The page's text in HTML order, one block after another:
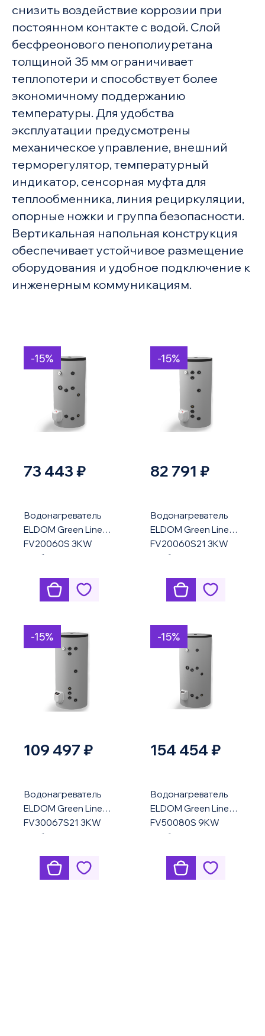
снизить воздействие коррозии при
постоянном контакте с водой. Слой
бесфреонового пенополиуретана
толщиной 35 мм ограничивает
теплопотери и способствует более
экономичному поддержанию
температуры. Для удобства
эксплуатации предусмотрены
механическое управление, внешний
терморегулятор, температурный
индикатор, сенсорная муфта для
теплообменника, линия рециркуляции,
опорные ножки и группа безопасности.
Вертикальная напольная конструкция
обеспечивает устойчивое размещение
оборудования и удобное подключение к
инженерным коммуникациям.
-15%
73 443 ₽
Водонагреватель
ELDOM Green Line
FV20060S 3KW
комбинированный
-15%
82 791 ₽
Водонагреватель
ELDOM Green Line
FV20060S21 3KW
комбинированный
-15%
109 497 ₽
Водонагреватель
ELDOM Green Line
FV30067S21 3KW
комбинированный
-15%
154 454 ₽
Водонагреватель
ELDOM Green Line
FV50080S 9KW
комбинированный